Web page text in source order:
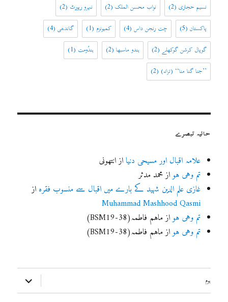
نسیم حجازی(2) نواب محسن الملک(2) نہرو رپورٹ (2)
پاکستان(5) چت رنجن داس(4) کمیونزم (1) گاندھی(4)
گوپال کرشن گوکھلے(2) ہندو ماسبھا(2) ہندُومت (1)
’’جنا گنا منا‘‘ (ترانہ)(2)
حالیہ تبصرے
علامہ اقبال اور مسیحی دنیاازانتھونی
تم وہی ہوازمحمد مدثر
غازی علم الدین شہید کے بارے میں اقبال سے منسوب فقرہ از
Muhammad Mashhood Qasmi
تم وہی ہوازماہم فاطمہ(BSM19-38)
تم وہی ہوازماہم فاطمہ(BSM19-38)
ہوم ذیلی
مینو
کھولیں